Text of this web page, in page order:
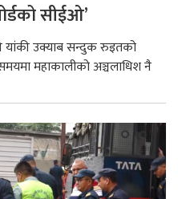
सीईओ’
यांकी उक्याब सन्दुक रुइतको
महाकालीको अञ्चलाधिश नै